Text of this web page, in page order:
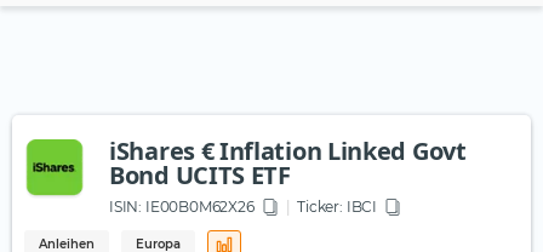
iShares € Inflation Linked Govt
Bond UCITS ETF
ISIN: IE00B0M62X26 Ticker: IBCI
Anleihen Europa